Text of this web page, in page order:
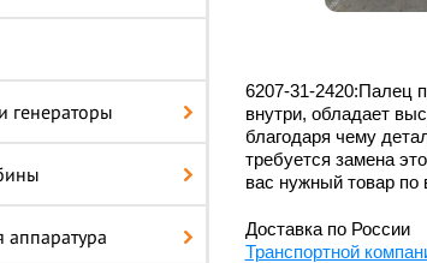
генераторы
аппаратура
6207-31-2420:Палец
внутри, обладает
благодаря чему
требуется замена
вас нужный товар по
Доставка по России
Транспортной